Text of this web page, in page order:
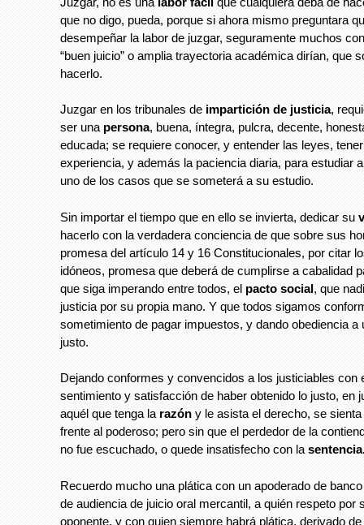
que no digo, pueda, porque si ahora mismo preguntara
desempeñar la labor de juzgar, seguramente muchos
“buen juicio” o amplia trayectoria académica dirían, que
hacerlo.
Juzgar en los tribunales de impartición de justicia,
ser una persona, buena, íntegra, pulcra, decente,
educada; se requiere conocer, y entender las leyes,
experiencia, y además la paciencia diaria, para estudiar
uno de los casos que se someterá a su estudio.
Sin importar el tiempo que en ello se invierta, dedicar su
hacerlo con la verdadera conciencia de que sobre sus
promesa del artículo 14 y 16 Constitucionales, por citar
idóneos, promesa que deberá de cumplirse a cabalidad
que siga imperando entre todos, el pacto social, que
justicia por su propia mano. Y que todos sigamos
sometimiento de pagar impuestos, y dando obediencia a
justo.
Dejando conformes y convencidos a los justiciables con
sentimiento y satisfacción de haber obtenido lo justo, en
aquél que tenga la razón y le asista el derecho, se
frente al poderoso; pero sin que el perdedor de la
no fue escuchado, o quede insatisfecho con la
Recuerdo mucho una plática con un apoderado de
de audiencia de juicio oral mercantil, a quién respeto por
oponente, y con quien siempre habrá plática, derivado